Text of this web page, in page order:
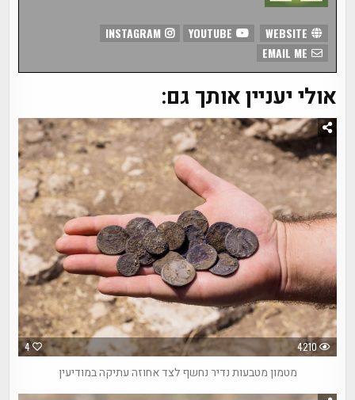
INSTAGRAM
אולי יעניין אותך גם:
4 4210
מטמון מטבעות נדיר נחשף לצד אחוזה עתיקה במודיעין